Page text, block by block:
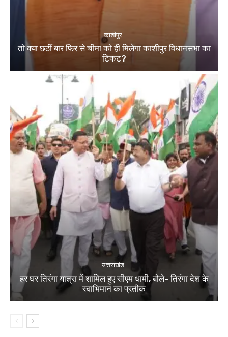
काशीपुर
तो क्या छठीं बार फिर से चीमा को ही मिलेगा काशीपुर विधानसभा का
टिकट?
उत्तराखंड
हर घर तिरंगा यात्रा में शामिल हुए सीएम धामी, बोले- तिरंगा देश के
स्वाभिमान का प्रतीक